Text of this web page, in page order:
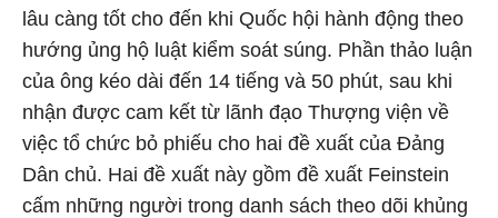
lâu càng tốt cho đến khi Quốc hội hành động theo
hướng ủng hộ luật kiểm soát súng. Phần thảo luận
của ông kéo dài đến 14 tiếng và 50 phút, sau khi
nhận được cam kết từ lãnh đạo Thượng viện về
việc tổ chức bỏ phiếu cho hai đề xuất của Đảng
Dân chủ. Hai đề xuất này gồm đề xuất Feinstein
cấm những người trong danh sách theo dõi khủng